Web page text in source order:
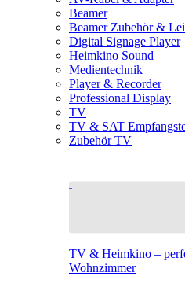
Beamer
Beamer Zubehör &
Digital Signage Player
Heimkino Sound
Medientechnik
Player & Recorder
Professional Display
TV
TV & SAT
Zubehör TV
TV & Heimkino –
Wohnzimmer